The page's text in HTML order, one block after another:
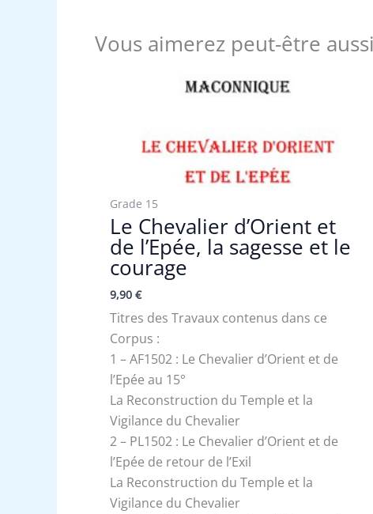
Vous aimerez peut-être
Grade 15
Le Chevalier d’Orient et
de l’Epée, la sagesse et le
courage
9,90€
Titres des Travaux contenus dans ce
Corpus :
1 – AF1502 : Le Chevalier d’Orient et de
l’Epée au 15°
La Reconstruction du Temple et la
Vigilance du Chevalier
2 – PL1502 : Le Chevalier d’Orient et de
l’Epée de retour de l’Exil
La Reconstruction du Temple et la
Vigilance du Chevalier